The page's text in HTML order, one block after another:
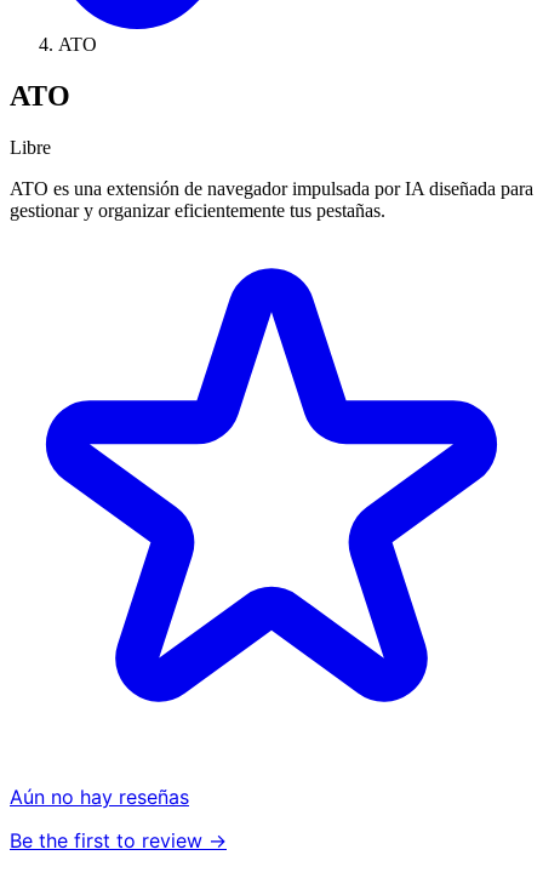
ATO
ATO
Libre
ATO es una extensión de navegador impulsada por IA diseñada para
gestionar y organizar eficientemente tus pestañas.
Aún no hay reseñas
Be the first to review →